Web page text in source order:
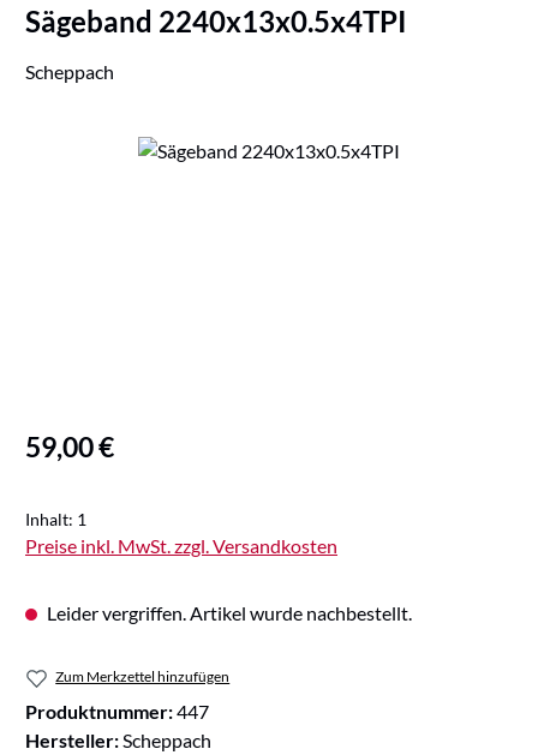
Sägeband 2240x13x0.5x4TPI
Scheppach
Bildergalerie überspringen
Regulärer Preis:
59,00 €
Inhalt: 1
Preise inkl. MwSt. zzgl. Versandkosten
Leider vergriffen. Artikel wurde nachbestellt.
Zum Merkzettel hinzufügen
Produktnummer:447
Hersteller: Scheppach